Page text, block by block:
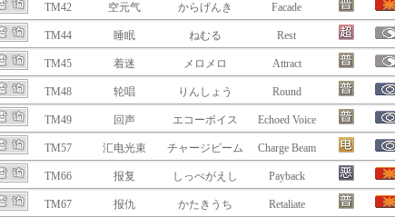
TM42 空元气 からげんき Facade
TM44 睡眠 ねむる Rest
TM45 着迷 メロメロ Attract
TM48 轮唱 りんしょう Round
TM49 回声 エコーボイス Echoed Voice
TM57 汇电光束 チャージビーム Charge Beam
TM66 报复 しっぺがえし Payback
TM67 报仇 かたきうち Retaliate